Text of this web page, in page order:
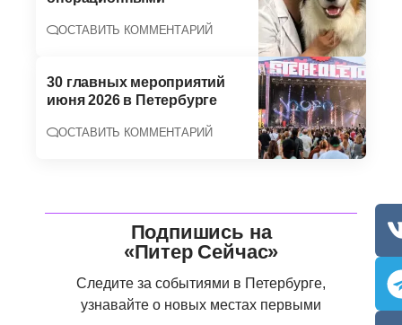
ОСТАВИТЬ КОММЕНТАРИЙ
30 главных мероприятий
июня 2026 в Петербурге
ОСТАВИТЬ КОММЕНТАРИЙ
Подпишись на
«Питер Сейчас»
Следите за событиями в Петербурге,
узнавайте о новых местах первыми